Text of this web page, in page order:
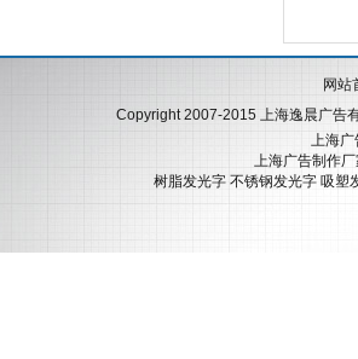
网站
Copyright 2007-2015 上海逸晨广告
上海广
上海广告制作
树脂发光字 不锈钢发光字 吸塑